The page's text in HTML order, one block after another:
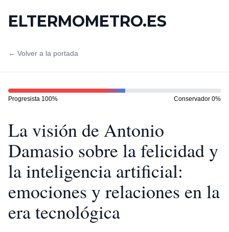
ELTERMOMETRO.ES
← Volver a la portada
Progresista 100% Conservador 0%
La visión de Antonio
Damasio sobre la felicidad y
la inteligencia artificial:
emociones y relaciones en la
era tecnológica